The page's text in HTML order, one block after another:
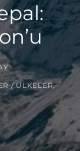
/ ÜLKELER,